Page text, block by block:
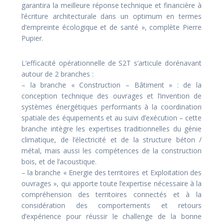
garantira la meilleure réponse technique et financière à
l’écriture architecturale dans un optimum en termes
d’empreinte écologique et de santé », complète Pierre
Pupier.
L’efficacité opérationnelle de S2T s’articule dorénavant
autour de 2 branches :
– la branche « Construction – Bâtiment » : de la
conception technique des ouvrages et l’invention de
systèmes énergétiques performants à la coordination
spatiale des équipements et au suivi d’exécution – cette
branche intègre les expertises traditionnelles du génie
climatique, de l’électricité et de la structure béton /
métal, mais aussi les compétences de la construction
bois, et de l’acoustique.
– la branche « Energie des territoires et Exploitation des
ouvrages », qui apporte toute l’expertise nécessaire à la
compréhension des territoires connectés et à la
considération des comportements et retours
d’expérience pour réussir le challenge de la bonne